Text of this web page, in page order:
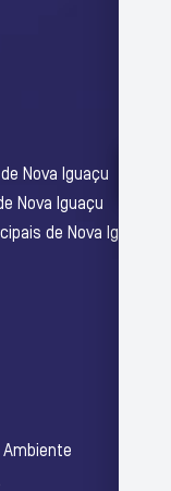
Nova Iguaçu
Nova Iguaçu
de Nova Iguaçu